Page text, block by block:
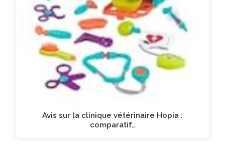
Avis sur la clinique vétérinaire Hopia :
comparatif…